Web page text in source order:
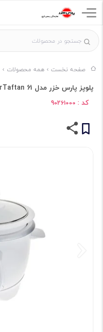
صفحه نخست همه محصولات
پلوپز پارس خزر مدل MulticookerTaftan 61
کد : 90261000